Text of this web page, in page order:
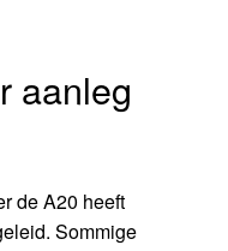
aanleg
de A20 heeft
Sommige